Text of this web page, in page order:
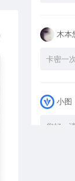
木本
卡密一
小图
您好，